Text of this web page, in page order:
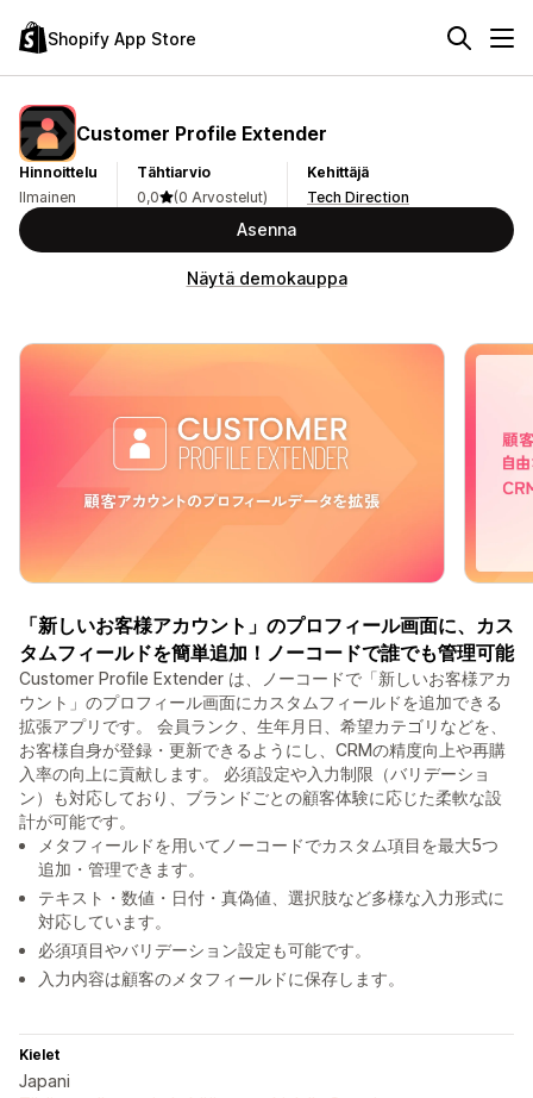
Shopify App Store
Customer Profile Extender
Hinnoittelu
Ilmainen
Tähtiarvio
0,0
(0 Arvostelut)
Kehittäjä
Tech Direction
Asenna
Näytä demokauppa
「新しいお客様アカウント」のプロフィール画面に、カス
タムフィールドを簡単追加！ノーコードで誰でも管理可能
Customer Profile Extender は、ノーコードで「新しいお客様アカ
ウント」のプロフィール画面にカスタムフィールドを追加できる
拡張アプリです。 会員ランク、生年月日、希望カテゴリなどを、
お客様自身が登録・更新できるようにし、CRMの精度向上や再購
入率の向上に貢献します。 必須設定や入力制限（バリデーショ
ン）も対応しており、ブランドごとの顧客体験に応じた柔軟な設
計が可能です。
メタフィールドを用いてノーコードでカスタム項目を最大5つ
追加・管理できます。
テキスト・数値・日付・真偽値、選択肢など多様な入力形式に
対応しています。
必須項目やバリデーション設定も可能です。
入力内容は顧客のメタフィールドに保存します。
Kielet
Japani